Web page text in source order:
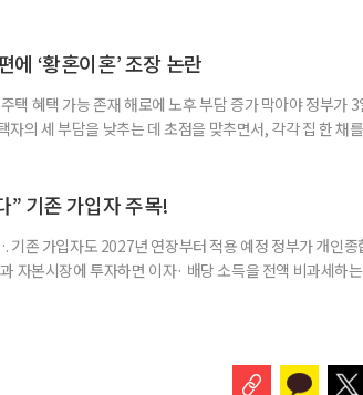
에도 폭염이 전국적으로 확대되고 장기화한 데 따른 것이
‘황혼이혼’ 조장 논란
택 혜택 가능 존재 해로에 노후 부담 증가 막아야 정부가
의 세 부담을 낮추는 데 초점을 맞추면서, 각각 집 한 채
두 채를 가진 것으로 보지만, 실제 이혼해 주거와 생계를 분
” 기존 가입자 주목!
기존 가입자도 2027년 연장부터 적용 예정 정부가 개인종
자본시장에 투자하면 이자· 배당 소득을 전액 비과세하